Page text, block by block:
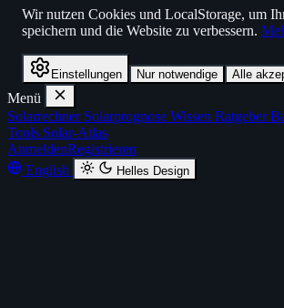
Wir nutzen Cookies und LocalStorage, um
speichern und die Website zu verbessern.
Einstellungen Nur notwendige Alle
Menü
Solarrechner Solarprognose Wissen Ratgeber
Tools Solar-Atlas
AnmeldenRegistrieren
English
Helles Design